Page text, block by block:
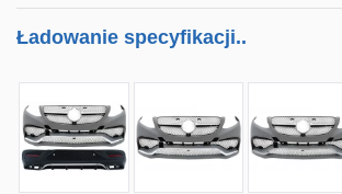
Ładowanie specyfikacji..